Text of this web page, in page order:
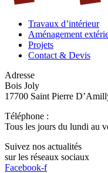
Travaux d’intérieur
Aménagement
Projets
Contact & Devis
Adresse
Bois Joly
17700 Saint Pierre
Téléphone :
Tous les jours du lundi au
Suivez nos actualités
sur les réseaux sociaux
Facebook-f